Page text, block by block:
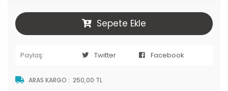
Sepete Ekle
Paylaş: Twitter Facebook
ARAS KARGO : 250,00 TL